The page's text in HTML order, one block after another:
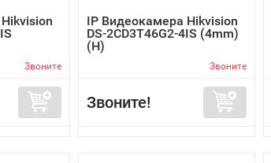
Звоните
IP Видеокамера Hikvision
DS-2CD3T46G2-4IS (4mm)
(H)
Звоните
Звоните!